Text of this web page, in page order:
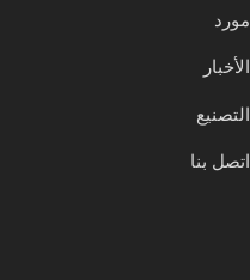
مورد
الأخبار
التصنيع
اتصل بنا